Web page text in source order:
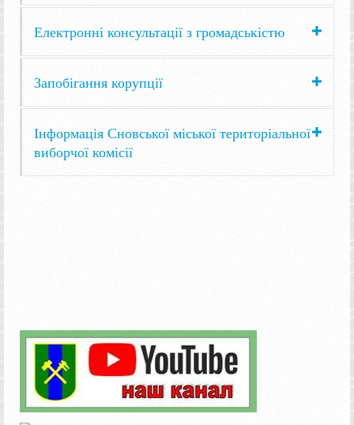
Електронні консультації з громадськістю
Запобігання корупції
Інформація Сновської міської територіальної
виборчої комісії